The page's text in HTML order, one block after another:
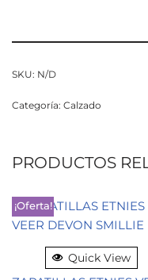
SKU: N/D
Categoría: Calzado
PRODUCTOS
¡Oferta!
Quick View